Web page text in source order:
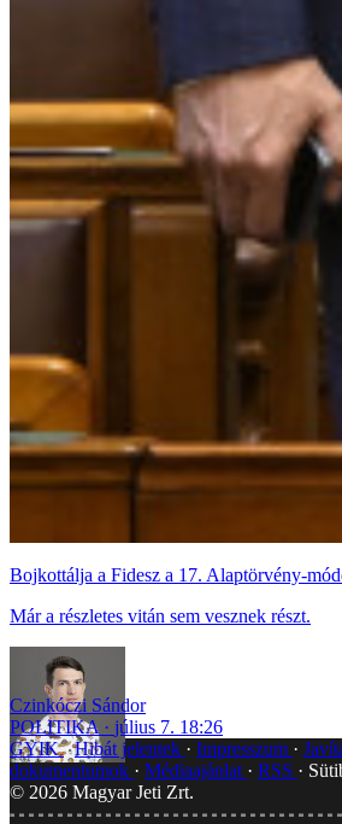
Bojkottálja a Fidesz a 17. Alaptörvény-
Már a részletes vitán sem vesznek részt.
Czinkóczi Sándor
POLITIKA
július 7. 18:26
GYIK Hibát jelentek Impresszum
dokumentumok
Médiaajánlat RSS
© 2026 Magyar Jeti Zrt.